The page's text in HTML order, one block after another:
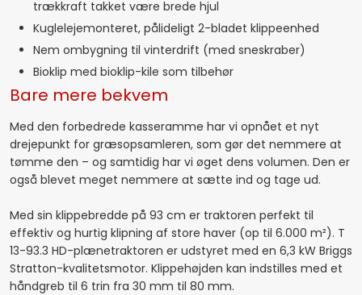
trækkraft takket være brede hjul
Kuglelejemonteret, pålideligt 2-bladet klippeenhed
Nem ombygning til vinterdrift (med sneskraber)
Bioklip med bioklip-kile som tilbehør
Bare mere bekvem
Med den forbedrede kasseramme har vi opnået et nyt
drejepunkt for græsopsamleren, som gør det nemmere at
tømme den – og samtidig har vi øget dens volumen. Den er
også blevet meget nemmere at sætte ind og tage ud.
Med sin klippebredde på 93 cm er traktoren perfekt til
effektiv og hurtig klipning af store haver (op til 6.000 m²). T
13-93.3 HD-plænetraktoren er udstyret med en 6,3 kW Briggs
Stratton-kvalitetsmotor. Klippehøjden kan indstilles med et
håndgreb til 6 trin fra 30 mm til 80 mm.